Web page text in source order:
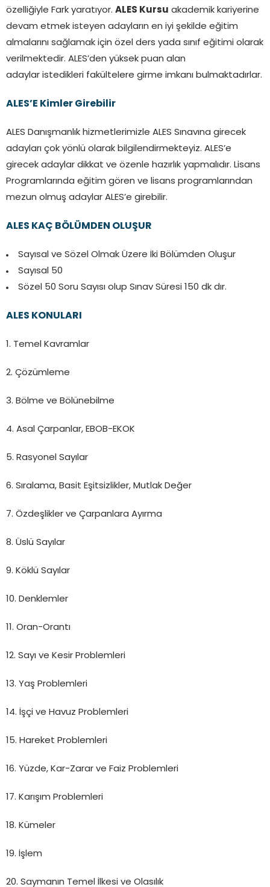
özelliğiyle Fark yaratıyor. ALES Kursu akademik kariyerine
devam etmek isteyen adayların en iyi şekilde eğitim
almalarını sağlamak için özel ders yada sınıf eğitimi olarak
verilmektedir. ALES’den yüksek puan alan
adaylar istedikleri fakültelere girme imkanı bulmaktadırlar.
ALES’E Kimler Girebilir
ALES Danışmanlık hizmetlerimizle ALES Sınavına girecek
adayları çok yönlü olarak bilgilendirmekteyiz. ALES’e
girecek adaylar dikkat ve özenle hazırlık yapmalıdır. Lisans
Programlarında eğitim gören ve lisans programlarından
mezun olmuş adaylar ALES’e girebilir.
ALES KAÇ BÖLÜMDEN OLUŞUR
Sayısal ve Sözel Olmak Üzere İki Bölümden Oluşur
Sayısal 50
Sözel 50 Soru Sayısı olup Sınav Süresi 150 dk dır.
ALES KONULARI
1. Temel Kavramlar
2. Çözümleme
3. Bölme ve Bölünebilme
4. Asal Çarpanlar, EBOB-EKOK
5. Rasyonel Sayılar
6. Sıralama, Basit Eşitsizlikler, Mutlak Değer
7. Özdeşlikler ve Çarpanlara Ayırma
8. Üslü Sayılar
9. Köklü Sayılar
10. Denklemler
11. Oran-Orantı
12. Sayı ve Kesir Problemleri
13. Yaş Problemleri
14. İşçi ve Havuz Problemleri
15. Hareket Problemleri
16. Yüzde, Kar-Zarar ve Faiz Problemleri
17. Karışım Problemleri
18. Kümeler
19. İşlem
20. Saymanın Temel İlkesi ve Olasılık